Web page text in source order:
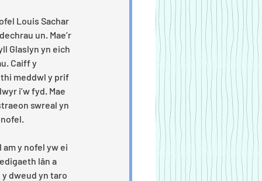
Louis Sachar
un. Mae’r
Glaslyn yn eich
Caiff y
meddwl y prif
i’w fyd. Mae
swreal yn
y nofel yw ei
lân a
dweud yn taro